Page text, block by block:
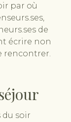
par où
de
écrire non
rencontrer.
du soir